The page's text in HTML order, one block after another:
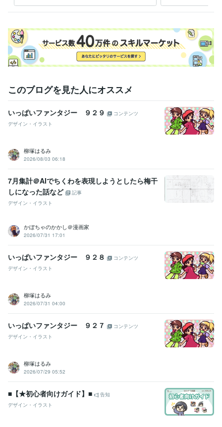
す＊
このブログを見た人にオススメ
いっぱいファンタジー ９２９
コンテンツ
デザイン・イラスト
柳塚はるみ
2026/08/03 06:18
7月集計＠AIでちくわを表現しようとしたら梅干
しになった話など
記事
デザイン・イラスト
かぼちゃのかかし＠漫画家
2026/07/31 17:01
いっぱいファンタジー ９２８
コンテンツ
デザイン・イラスト
柳塚はるみ
2026/07/31 04:00
いっぱいファンタジー ９２７
コンテンツ
デザイン・イラスト
柳塚はるみ
2026/07/29 05:52
■【★初心者向けガイド】■
告知
デザイン・イラスト